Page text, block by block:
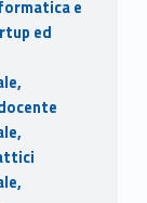
e
ed